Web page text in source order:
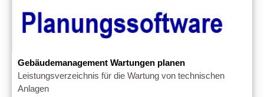
Gebäudemanagement Wartungen planen
Leistungsverzeichnis für die Wartung von technischen
Anlagen